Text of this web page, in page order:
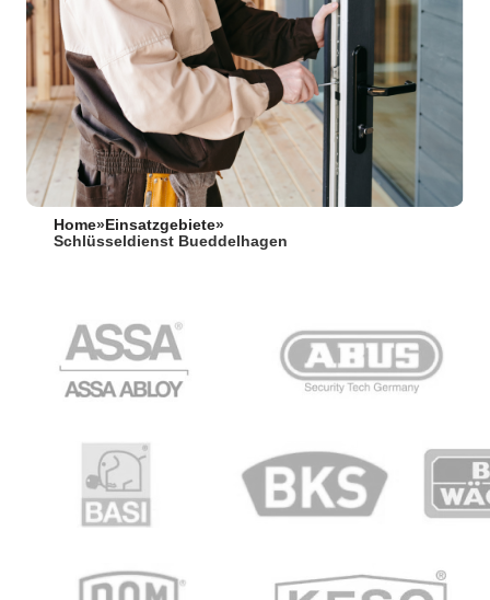
Home» Einsatzgebiete»
Schlüsseldienst Bueddelhagen